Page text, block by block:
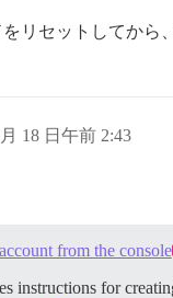
リセットしてから
18 日午前 2:43
from the console
instructions for